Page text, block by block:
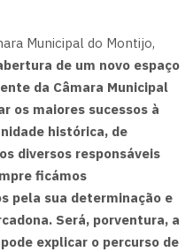
Municipal do Montijo,
de um novo espaço
da Câmara Municipal
os maiores sucessos à
histórica, de
diversos responsáveis
ficámos
pela sua determinação e
Será, porventura, a
explicar o percurso de